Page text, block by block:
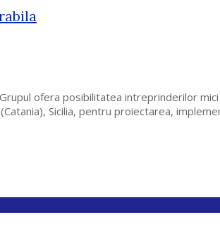
ofera posibilitatea intreprinderilor
Sicilia, pentru proiectarea,